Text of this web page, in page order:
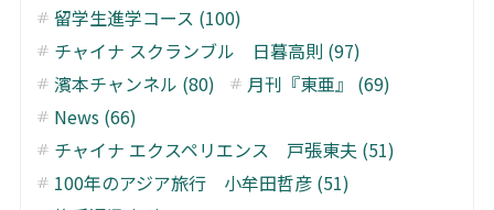
留学生進学コース (100)
チャイナ スクランブル 日暮高則 (97)
濱本チャンネル (80)
月刊『東亜』 (69)
News (66)
チャイナ エクスペリエンス 戸張東夫 (51)
100年のアジア旅行 小牟田哲彦 (51)